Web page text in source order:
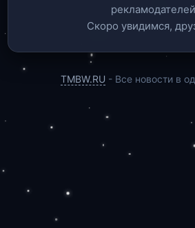
Скоро увидимся,
TMBW.RU - Все новости в